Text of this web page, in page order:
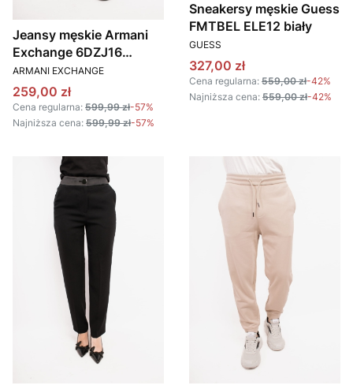
Jeansy męskie Armani
Exchange 6DZJ16
Z1ZWZ niebieski
PRODUCENT
ARMANI EXCHANGE
Cena promocyjna
259,00 zł
Cena regularna: 599,99 zł-57%
Najniższa cena: 599,99 zł-57%
Sneakersy męskie Guess
FMTBEL ELE12 biały
PRODUCENT
GUESS
Cena promocyjna
327,00 zł
Cena regularna: 559,00 zł-42%
Najniższa cena: 559,00 zł-42%